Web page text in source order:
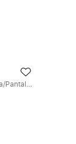
Conjunto de chándal: Sudadera con capucha/Pantalones con llamas de cristales